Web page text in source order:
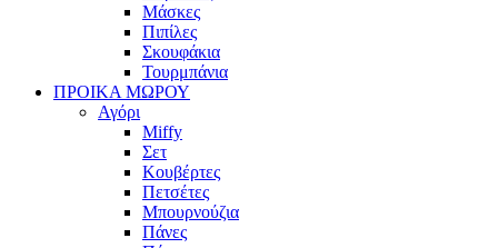
Μάσκες
Πιπίλες
Σκουφάκια
Τουρμπάνια
ΠΡΟΙΚΑ ΜΩΡΟΥ
Αγόρι
Miffy
Σετ
Κουβέρτες
Πετσέτες
Μπουρνούζια
Πάνες